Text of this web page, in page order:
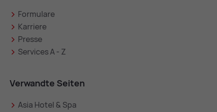
Formulare
Karriere
Presse
Services A - Z
Verwandte Seiten
Asia Hotel & Spa